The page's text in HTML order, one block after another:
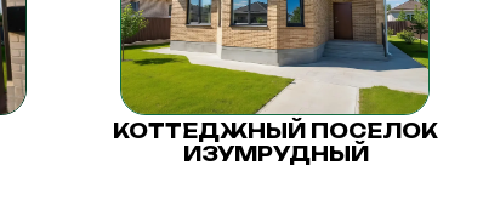
КОТТЕДЖНЫЙ ПОСЕЛОК
ИЗУМРУДНЫЙ